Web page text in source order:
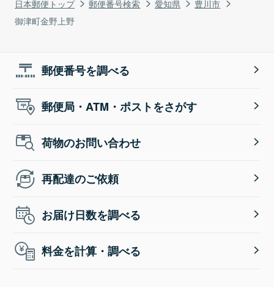
日本郵便トップ 郵便番号検索 愛知県
豊川市
御津町金野上野
郵便番号を調べる
郵便局・ATM・ポストをさがす
荷物のお問い合わせ
再配達のご依頼
お届け日数を調べる
料金を計算・調べる